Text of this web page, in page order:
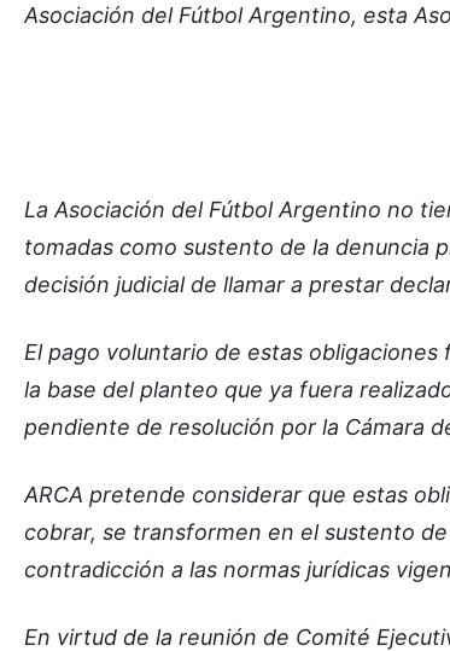
Asociación del Fútbol Argentino, esta
La Asociación del Fútbol Argentino no
tomadas como sustento de la denuncia
decisión judicial de llamar a prestar
El pago voluntario de estas
la base del planteo que ya fuera
pendiente de resolución por la Cámara
ARCA pretende considerar que estas
cobrar, se transformen en el sustento
contradicción a las normas jurídicas
En virtud de la reunión de Comité